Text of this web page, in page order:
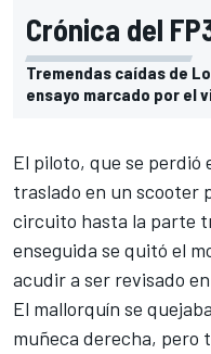
Crónica del
Tremendas caídas de
ensayo marcado por el
El piloto, que se
traslado en un scooter
circuito hasta la parte
enseguida se quitó el
acudir a ser revisado
El mallorquín se
muñeca derecha, pero